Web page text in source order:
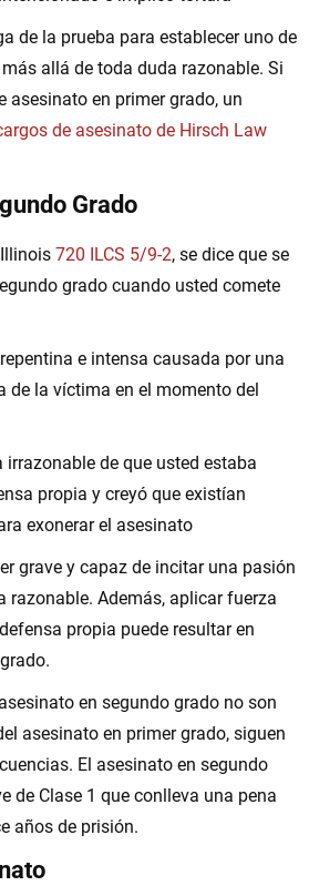
de la prueba para establecer uno de
allá de toda duda razonable. Si
asesinato en primer grado, un
de asesinato de Hirsch Law
Grado
720 ILCS 5/9-2, se dice que se
grado cuando usted comete
e intensa causada por una
de la víctima en el momento del
irrazonable de que usted estaba
propia y creyó que existían
exonerar el asesinato
grave y capaz de incitar una pasión
razonable. Además, aplicar fuerza
propia puede resultar en
en segundo grado no son
asesinato en primer grado, siguen
El asesinato en segundo
de Clase 1 que conlleva una pena
años de prisión.